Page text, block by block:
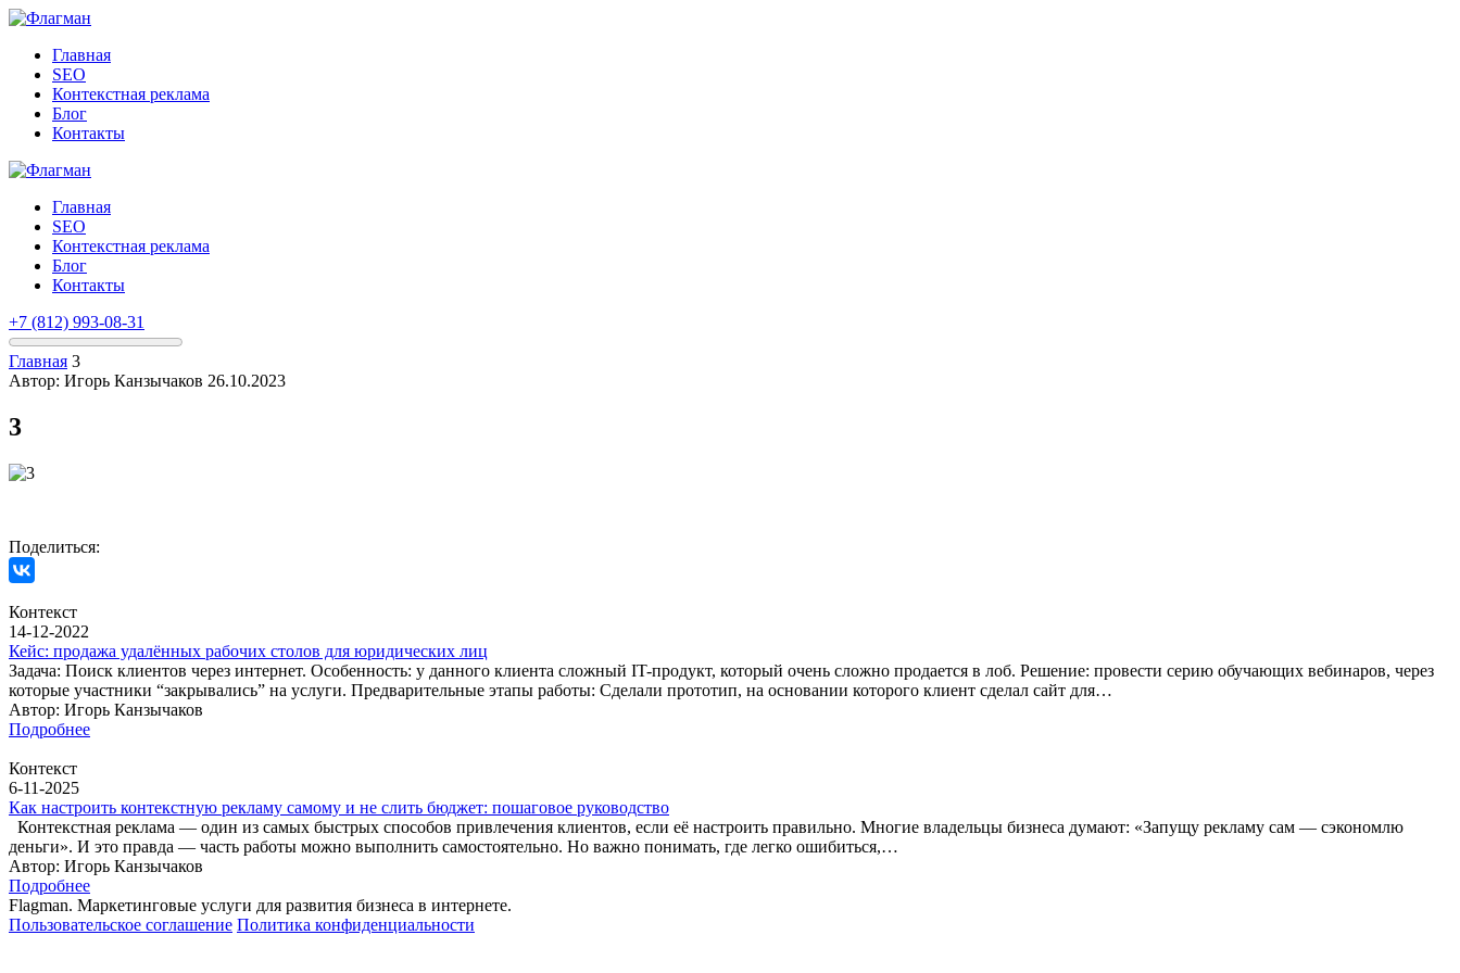
Главная
SEO
Контекстная реклама
Блог
Контакты
Главная
SEO
Контекстная реклама
Блог
Контакты
+7 (812) 993-08-31
Главная 3
Автор: Игорь Канзычаков 26.10.2023
3
Поделиться:
Контекст
14-12-2022
Кейс: продажа удалённых рабочих столов для юридических лиц
Задача: Поиск клиентов через интернет. Особенность: у данного клиента сложный IT-продукт, который очень сложно продается в лоб. Решение: провести серию обучающих вебинаров, через
которые участники “закрывались” на услуги. Предварительные этапы работы: Сделали прототип, на основании которого клиент сделал сайт для…
Автор: Игорь Канзычаков
Подробнее
Контекст
6-11-2025
Как настроить контекстную рекламу самому и не слить бюджет: пошаговое руководство
Контекстная реклама — один из самых быстрых способов привлечения клиентов, если её настроить правильно. Многие владельцы бизнеса думают: «Запущу рекламу сам — сэкономлю
деньги». И это правда — часть работы можно выполнить самостоятельно. Но важно понимать, где легко ошибиться,…
Автор: Игорь Канзычаков
Подробнее
Flagman. Маркетинговые услуги для развития бизнеса в интернете.
Пользовательское соглашение Политика конфиденциальности